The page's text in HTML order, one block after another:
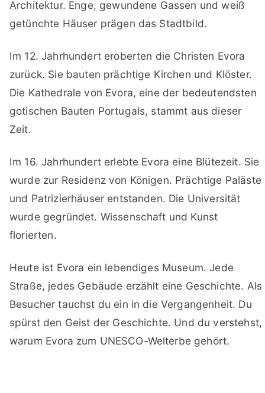
Architektur. Enge, gewundene Gassen und weiß
getünchte Häuser prägen das Stadtbild.
Im 12. Jahrhundert eroberten die Christen Evora
zurück. Sie bauten prächtige Kirchen und Klöster.
Die Kathedrale von Evora, eine der bedeutendsten
gotischen Bauten Portugals, stammt aus dieser
Zeit.
Im 16. Jahrhundert erlebte Evora eine Blütezeit. Sie
wurde zur Residenz von Königen. Prächtige Paläste
und Patrizierhäuser entstanden. Die Universität
wurde gegründet. Wissenschaft und Kunst
florierten.
Heute ist Evora ein lebendiges Museum. Jede
Straße, jedes Gebäude erzählt eine Geschichte. Als
Besucher tauchst du ein in die Vergangenheit. Du
spürst den Geist der Geschichte. Und du verstehst,
warum Evora zum UNESCO-Welterbe gehört.